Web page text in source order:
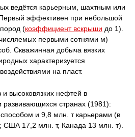
ведётся карьерным, шахтным или
эффективен при небольшой
(коэффициент вскрыши до 1).
первыми сотнями м)
Скважинная добыча вязких
характеризуется
на пласт.
высоковязких нефтей в
странах (1981):
и 9,8 млн. т карьерами (в
США 17,2 млн. т, Канада 13 млн. т).